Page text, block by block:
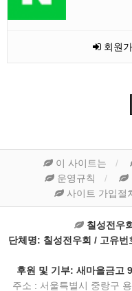
회원
이 사이트는
운영규칙
사이트 가입절
칠성전우
단체명: 칠성전우회 / 고유
후원 및 기부: 새마을금고
주소 : 서울특별시 중랑구